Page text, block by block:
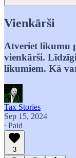
Vienkārši
Atveriet likumu
vienkārši.
likumiem. Kā
Tax Stories
Sep 15, 2024
∙ Paid
3